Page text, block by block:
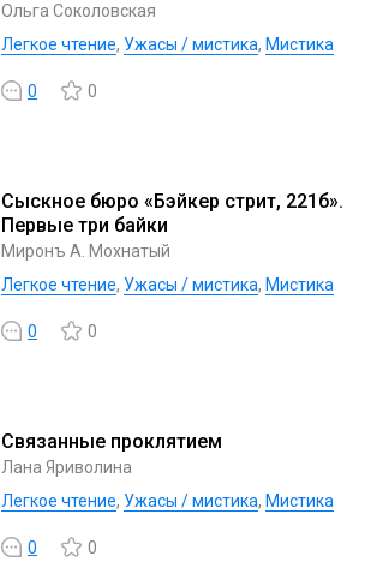
Ольга Соколовская
Легкое чтение, Ужасы / мистика, Мистика
0 0
Сыскное бюро «Бэйкер стрит, 221б».
Первые три байки
Миронъ А. Мохнатый
Легкое чтение, Ужасы / мистика, Мистика
0 0
Связанные проклятием
Лана Яриволина
Легкое чтение, Ужасы / мистика, Мистика
0 0